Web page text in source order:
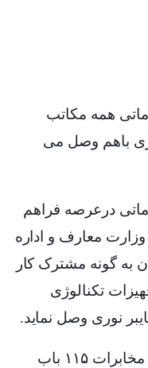
همه مکاتب
باهم وصل می
درعرصه فراهم
معارف و اداره
به گونه مشترک کار
تکنالوژی
نوری وصل نماید.
۱۱۵ باب